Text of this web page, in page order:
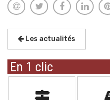
Les actualités
En 1 clic